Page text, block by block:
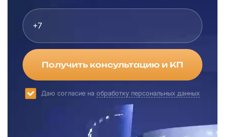
Получить консультацию и КП
Даю согласие на обработку персональных данных